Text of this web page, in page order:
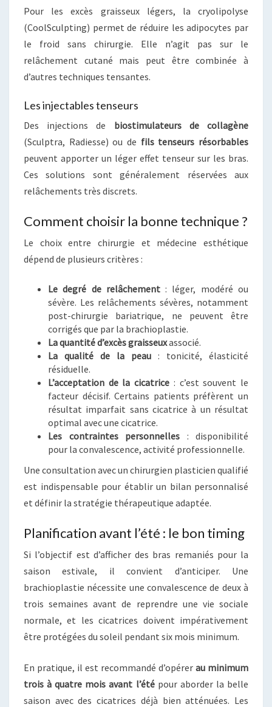
Pour les excès graisseux légers, la cryolipolyse
(CoolSculpting) permet de réduire les adipocytes par
le froid sans chirurgie. Elle n’agit pas sur le
relâchement cutané mais peut être combinée à
d’autres techniques tensantes.
Les injectables tenseurs
Des injections de biostimulateurs de collagène
(Sculptra, Radiesse) ou de fils tenseurs résorbables
peuvent apporter un léger effet tenseur sur les bras.
Ces solutions sont généralement réservées aux
relâchements très discrets.
Comment choisir la bonne technique ?
Le choix entre chirurgie et médecine esthétique
dépend de plusieurs critères :
Le degré de relâchement: léger, modéré ou
sévère. Les relâchements sévères, notamment
post-chirurgie bariatrique, ne peuvent être
corrigés que par la brachioplastie.
La quantité d’excès graisseuxassocié.
La qualité de la peau : tonicité, élasticité
résiduelle.
L’acceptation de la cicatrice : c’est souvent le
facteur décisif. Certains patients préfèrent un
résultat imparfait sans cicatrice à un résultat
optimal avec une cicatrice.
Les contraintes personnelles : disponibilité
pour la convalescence, activité professionnelle.
Une consultation avec un chirurgien plasticien qualifié
est indispensable pour établir un bilan personnalisé
et définir la stratégie thérapeutique adaptée.
Planification avant l’été : le bon timing
Si l’objectif est d’afficher des bras remaniés pour la
saison estivale, il convient d’anticiper. Une
brachioplastie nécessite une convalescence de deux à
trois semaines avant de reprendre une vie sociale
normale, et les cicatrices doivent impérativement
être protégées du soleil pendant six mois minimum.
En pratique, il est recommandé d’opérer au minimum
trois à quatre mois avant l’étépour aborder la belle
saison avec des cicatrices déjà bien atténuées. Les